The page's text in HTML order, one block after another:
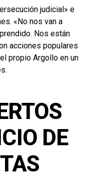
judicial» e
«No nos van a
Nos están
acciones populares
propio Argollo en un
DE